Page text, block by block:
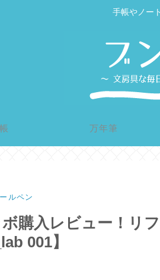
手帳やノー
万年筆
ルペン
購入レビュー！リ
001】